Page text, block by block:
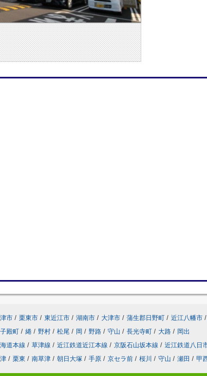
市 / 栗東市 / 東近江市 / 湖南市 / 大津市 / 蒲生郡日野町 / 近江八幡市 /
殿町 / 綣 / 野村 / 松尾 / 岡 / 野路 / 守山 / 長光寺町 / 大路 / 岡出
道本線 / 草津線 / 近江鉄道近江本線 / 京阪石山坂本線 / 近江鉄道八日
/ 栗東 / 南草津 / 朝日大塚 / 手原 / 京セラ前 / 桜川 / 守山 / 瀬田 / 甲